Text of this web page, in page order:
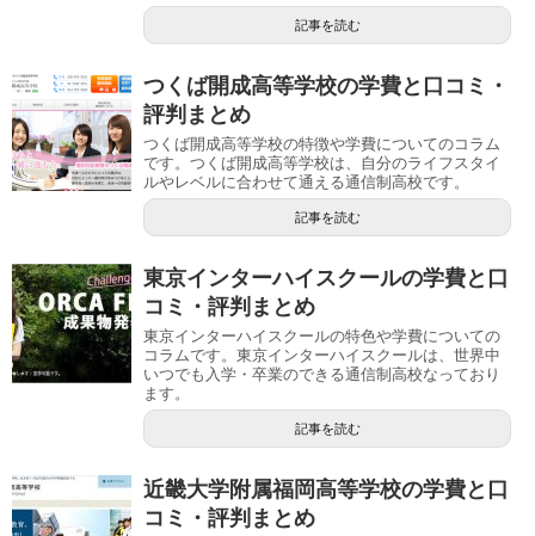
記事を読む
つくば開成高等学校の学費と口コミ・
評判まとめ
つくば開成高等学校の特徴や学費についてのコラム
です。つくば開成高等学校は、自分のライフスタイ
ルやレベルに合わせて通える通信制高校です。
記事を読む
東京インターハイスクールの学費と口
コミ・評判まとめ
東京インターハイスクールの特色や学費についての
コラムです。東京インターハイスクールは、世界中
いつでも入学・卒業のできる通信制高校なっており
ます。
記事を読む
近畿大学附属福岡高等学校の学費と口
コミ・評判まとめ